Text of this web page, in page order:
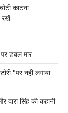
काटना
रखें
डबल मार
"पर नही लगाया
दारा सिंह की कहानी